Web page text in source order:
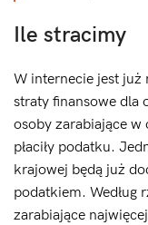
Ile stracimy
W internecie jest
straty finansowe dla
osoby zarabiające
płaciły podatku.
krajowej będą już
podatkiem. Według
zarabiające